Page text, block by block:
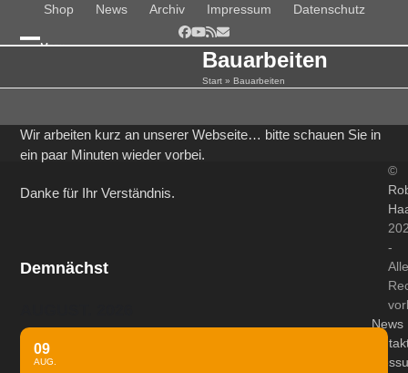
content
Shop News Archiv Impressum
Datenschutz
Facebook
YouTube
RSS
E-
Mail
Menu
mobile
menu
mobile
menu
Bauarbeiten
Start »Bauarbeiten
Wir arbeiten kurz an unserer Webseite… bitte schauen Sie in
ein paar Minuten wieder vorbei.
Danke für Ihr Verständnis.
Demnächst
09
AUG.
©
-
Alle
News